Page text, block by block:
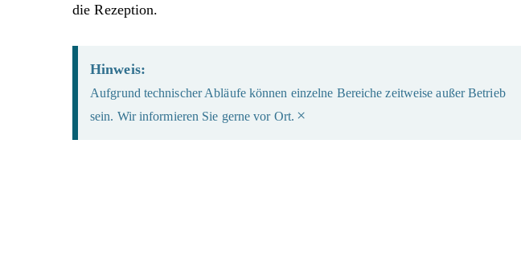
die Rezeption.
Hinweis:
Aufgrund technischer Abläufe können einzelne Bereiche zeitweise außer Betrieb
sein. Wir informieren Sie gerne vor Ort. ×